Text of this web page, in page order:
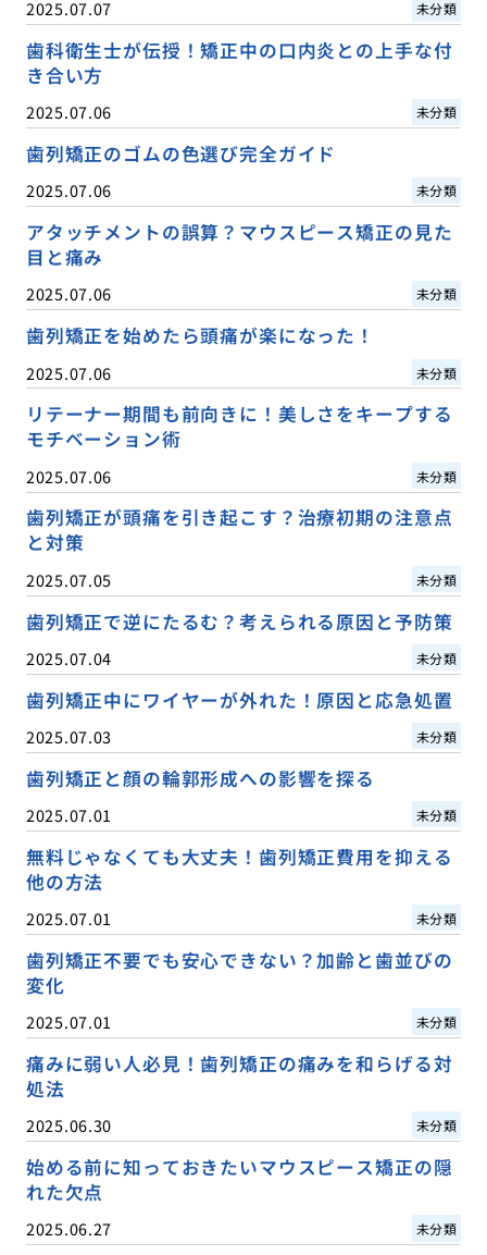
2025.07.07 未分類
歯科衛生士が伝授！矯正中の口内炎との上手な付
き合い方
2025.07.06 未分類
歯列矯正のゴムの色選び完全ガイド
2025.07.06 未分類
アタッチメントの誤算？マウスピース矯正の見た
目と痛み
2025.07.06 未分類
歯列矯正を始めたら頭痛が楽になった！
2025.07.06 未分類
リテーナー期間も前向きに！美しさをキープする
モチベーション術
2025.07.06 未分類
歯列矯正が頭痛を引き起こす？治療初期の注意点
と対策
2025.07.05 未分類
歯列矯正で逆にたるむ？考えられる原因と予防策
2025.07.04 未分類
歯列矯正中にワイヤーが外れた！原因と応急処置
2025.07.03 未分類
歯列矯正と顔の輪郭形成への影響を探る
2025.07.01 未分類
無料じゃなくても大丈夫！歯列矯正費用を抑える
他の方法
2025.07.01 未分類
歯列矯正不要でも安心できない？加齢と歯並びの
変化
2025.07.01 未分類
痛みに弱い人必見！歯列矯正の痛みを和らげる対
処法
2025.06.30 未分類
始める前に知っておきたいマウスピース矯正の隠
れた欠点
2025.06.27 未分類